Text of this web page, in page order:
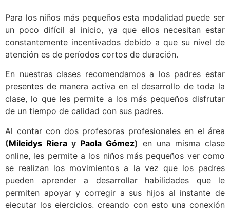
Para los niños más pequeños esta modalidad puede ser
un poco difícil al inicio, ya que ellos necesitan estar
constantemente incentivados debido a que su nivel de
atención es de períodos cortos de duración.
En nuestras clases recomendamos a los padres estar
presentes de manera activa en el desarrollo de toda la
clase, lo que les permite a los más pequeños disfrutar
de un tiempo de calidad con sus padres.
Al contar con dos profesoras profesionales en el área
(Mileidys Riera y Paola Gómez) en una misma clase
online, les permite a los niños más pequeños ver como
se realizan los movimientos a la vez que los padres
pueden aprender a desarrollar habilidades que le
permiten apoyar y corregir a sus hijos al instante de
ejecutar los ejercicios, creando con esto una conexión